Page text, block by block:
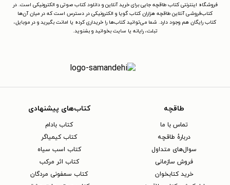
فروشگاه اینترنتی کتاب طاقچه جایی برای خرید آنلاین و دانلود کتاب صوتی و الکترونیکی است. در
کتاب‌فروشی آنلاین طاقچه هزاران کتاب گویا و الکترونیکی در دسترس است که در میان آن‌ها
کتاب رایگان هم وجود دارد. شما می‌توانید کتاب‌ها را خریداری کرده یا امانت بگیرید و در موبایل،
تبلت، رایانه یا سایت بخوانید و بشنوید.
طاقچه
تماس با ما
دربارهٔ طاقچه
سوال‌های متداول
فروش سازمانی
خرید کتابخوان
کتاب‌های پیشنهادی
کتاب بادام
کتاب کیمیاگر
کتاب اسب سیاه
کتاب اثر مرکب
کتاب سمفونی مردگان